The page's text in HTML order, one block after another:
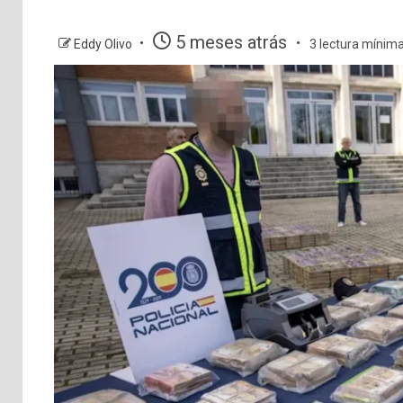
Eddy Olivo 5 meses atrás 3 lectura